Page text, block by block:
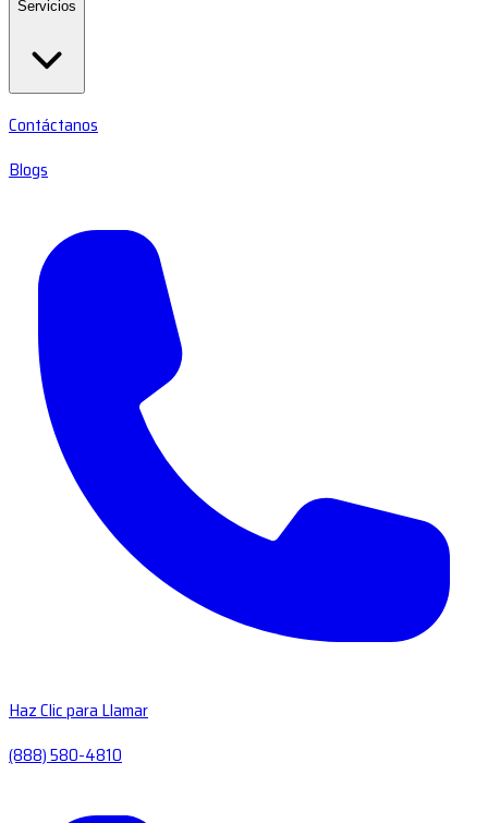
Servicios
Contáctanos
Blogs
Haz Clic para Llamar
(888) 580-4810